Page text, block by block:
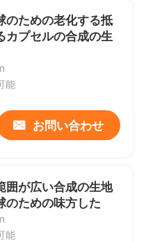
のための老化する抵
カプセルの合成の生
能
お問い合わせ
囲が広い合成の生地
のための味方した
能